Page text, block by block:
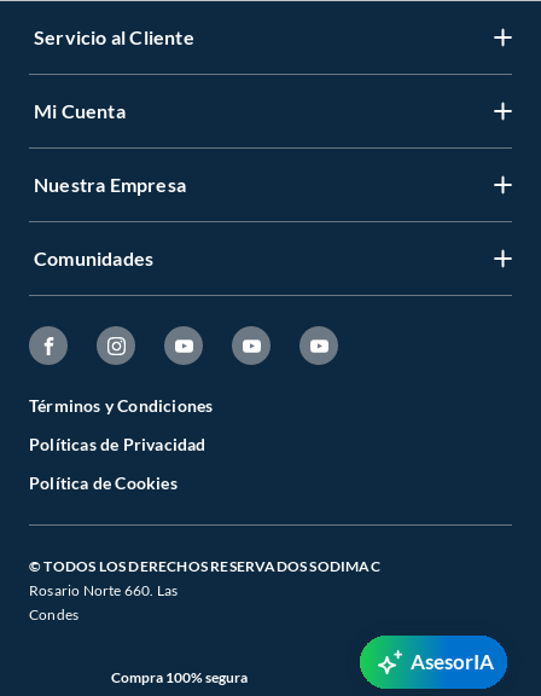
Servicio al Cliente
Mi Cuenta
Nuestra Empresa
Comunidades
Términos y Condiciones
Políticas de Privacidad
Política de Cookies
© TODOS LOS DERECHOS RESERVADOS SODIMAC
Rosario Norte 660. Las
Condes
Compra 100% segura
AsesorIA